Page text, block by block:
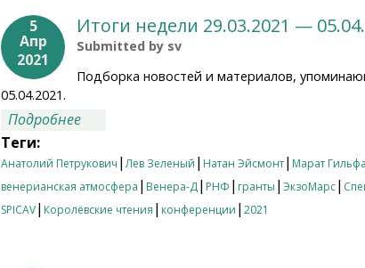
5
Апр
2021
Итоги недели 29.03.2021 —
Submitted by sv
Подборка новостей и материалов,
05.04.2021.
Подробнее
Теги:
Анатолий Петрукович |Лев Зеленый | Натан Эйсмонт| Марат
венерианская атмосфера | Венера-Д| РНФ | гранты | ЭкзоМарс|
SPICAV| Королёвские чтения | конференции | 2021